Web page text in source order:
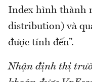
Index hình thành
distribution) và
được tính đến”.
Nhận định thị